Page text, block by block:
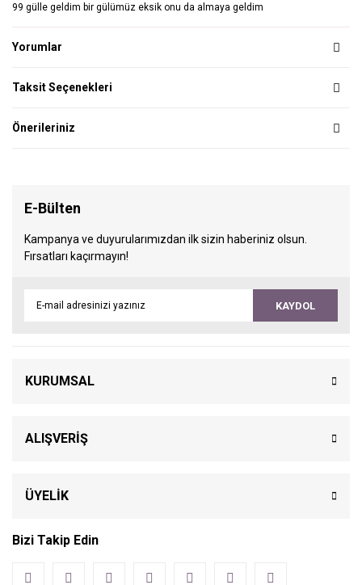
99 gülle geldim bir gülümüz eksik onu da almaya geldim
Yorumlar
Taksit Seçenekleri
Önerileriniz
E-Bülten
Kampanya ve duyurularımızdan ilk sizin haberiniz olsun.
Fırsatları kaçırmayın!
KAYDOL
KURUMSAL
ALIŞVERİŞ
ÜYELİK
Bizi Takip Edin